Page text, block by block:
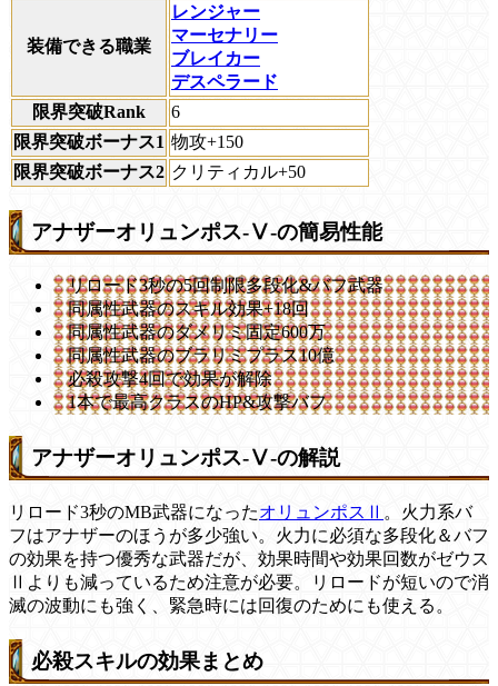
装備できる職業
レンジャー
マーセナリー
ブレイカー
デスペラード
限界突破Rank
6
限界突破ボーナス1 物攻+150
限界突破ボーナス2 クリティカル+50
アナザーオリュンポス-Ⅴ-の簡易性能
リロード3秒の5回制限多段化&バフ武器
同属性武器のスキル効果+18回
同属性武器のダメリミ固定600万
同属性武器のブラリミプラス10億
必殺攻撃4回で効果が解除
1本で最高クラスのHP&攻撃バフ
アナザーオリュンポス-Ⅴ-の解説
リロード3秒のMB武器になったオリュンポスⅡ 。火力系バ
フはアナザーのほうが多少強い。火力に必須な多段化＆バフ
の効果を持つ優秀な武器だが、効果時間や効果回数がゼウス
Ⅱよりも減っているため注意が必要。リロードが短いので消
滅の波動にも強く、緊急時には回復のためにも使える。
必殺スキルの効果まとめ